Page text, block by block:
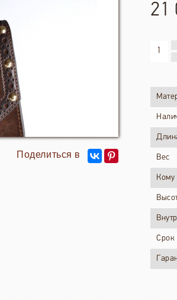
21
Вес
Кому
Срок